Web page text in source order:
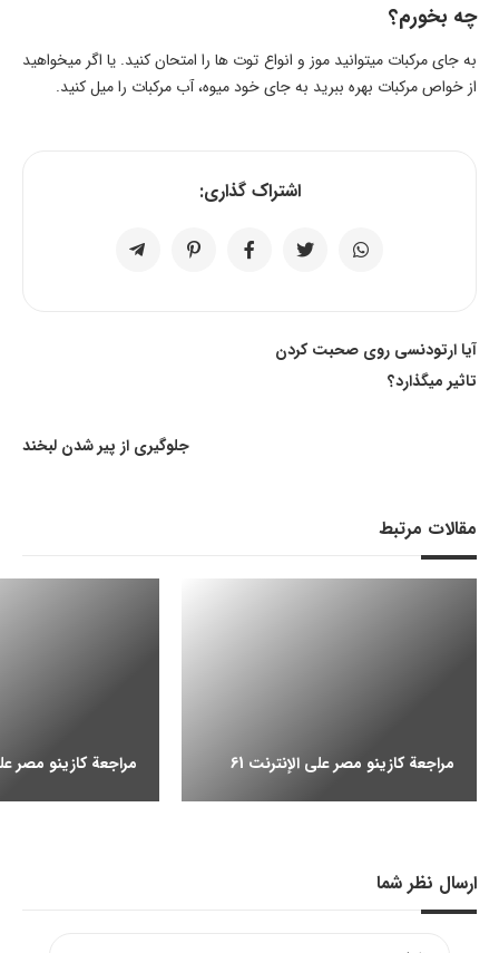
چه بخورم؟
به جای مرکبات میتوانید موز و انواع توت ها را امتحان کنید. یا اگر میخواهید
از خواص مرکبات بهره ببرید به جای خود میوه، آب مرکبات را میل کنید.
اشتراک گذاری:
آیا ارتودنسی روی صحبت کردن
تاثیر میگذارد؟
جلوگیری از پیر شدن لبخند
مقالات مرتبط
مراجعة كازينو مصر على الإنترنت 61 مراجعة كازينو مصر على
ارسال نظر شما